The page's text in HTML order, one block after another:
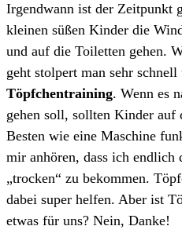
Irgendwann ist der Zeitpunkt
kleinen süßen Kinder die
und auf die Toiletten gehen.
geht stolpert man sehr
Töpfchentraining. Wenn es
gehen soll, sollten Kinder auf
Besten wie eine Maschine
mir anhören, dass ich endlich
„trocken“ zu bekommen.
dabei super helfen. Aber ist
etwas für uns? Nein, Danke!